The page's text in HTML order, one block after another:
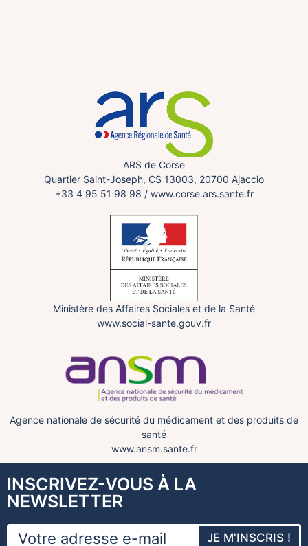
ARS de Corse
Quartier Saint-Joseph, CS 13003, 20700 Ajaccio
+33 4 95 51 98 98 / www.corse.ars.sante.fr
Ministère des Affaires Sociales et de la Santé
www.social-sante.gouv.fr
Agence nationale de sécurité du médicament et des produits de
santé
www.ansm.sante.fr
INSCRIVEZ-VOUS À LA
NEWSLETTER
JE M'INSCRIS !